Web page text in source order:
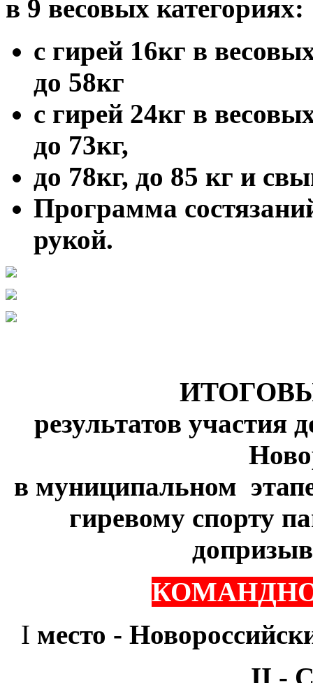
в 9 весовых категориях:
с гирей 16кг в
до 58кг
с гирей 24кг в
до 73кг,
до 78кг, до 85 кг и
Программа
рукой.
результатов участия
в муниципальном
гиревому спорту
I место -